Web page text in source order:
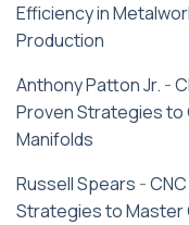
Efficiency in
Production
Anthony Patton Jr. -
Proven Strategies to
Manifolds
Russell Spears -
Strategies to Master